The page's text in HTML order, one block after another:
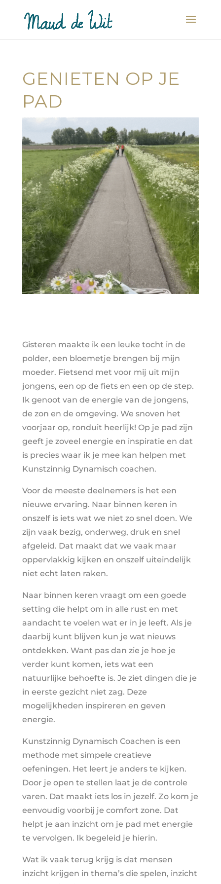
GENIETEN OP JE
PAD
Gisteren maakte ik een leuke tocht in de
polder, een bloemetje brengen bij mijn
moeder. Fietsend met voor mij uit mijn
jongens, een op de fiets en een op de step.
Ik genoot van de energie van de jongens,
de zon en de omgeving. We snoven het
voorjaar op, ronduit heerlijk! Op je pad zijn
geeft je zoveel energie en inspiratie en dat
is precies waar ik je mee kan helpen met
Kunstzinnig Dynamisch coachen.
Voor de meeste deelnemers is het een
nieuwe ervaring. Naar binnen keren in
onszelf is iets wat we niet zo snel doen. We
zijn vaak bezig, onderweg, druk en snel
afgeleid. Dat maakt dat we vaak maar
oppervlakkig kijken en onszelf uiteindelijk
niet echt laten raken.
Naar binnen keren vraagt om een goede
setting die helpt om in alle rust en met
aandacht te voelen wat er in je leeft. Als je
daarbij kunt blijven kun je wat nieuws
ontdekken. Want pas dan zie je hoe je
verder kunt komen, iets wat een
natuurlijke behoefte is. Je ziet dingen die je
in eerste gezicht niet zag. Deze
mogelijkheden inspireren en geven
energie.
Kunstzinnig Dynamisch Coachen is een
methode met simpele creatieve
oefeningen. Het leert je anders te kijken.
Door je open te stellen laat je de controle
varen. Dat maakt iets los in jezelf. Zo kom je
eenvoudig voorbij je comfort zone. Dat
helpt je aan inzicht om je pad met energie
te vervolgen. Ik begeleid je hierin.
Wat ik vaak terug krijg is dat mensen
inzicht krijgen in thema’s die spelen, inzicht